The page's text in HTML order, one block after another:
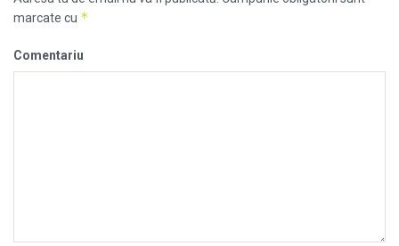
marcate cu *
Comentariu